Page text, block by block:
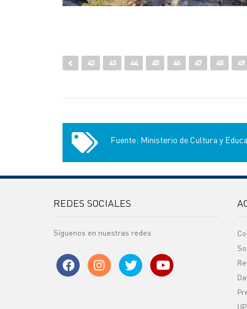
42 43 44 45 46 47 48 49
Fuente: Ministerio de Cultura y
REDES SOCIALES
Síguenos en nuestras redes